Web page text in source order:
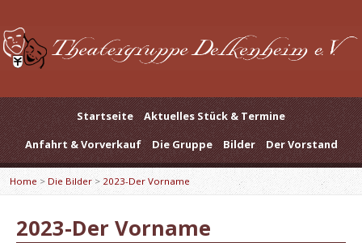
Startseite
Aktuelles Stück & Termine
Anfahrt & Vorverkauf
Die Gruppe Bilder Der Vorstand
Home > Die Bilder> 2023-Der Vorname
2023-Der Vorname